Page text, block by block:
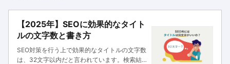
【2025年】SEOに効果的なタイト
ルの文字数と書き方
SEO対策を行う上で効果的なタイトルの文字数
は、32文字以内だと言われています。検索結